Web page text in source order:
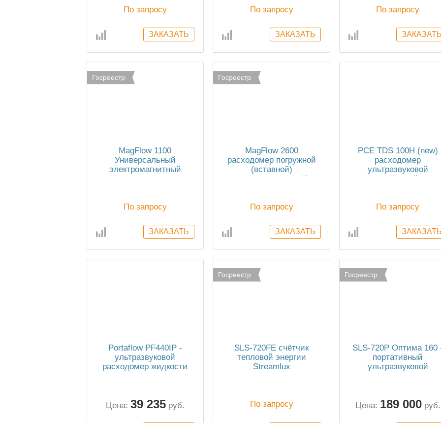
По запросу По запросу
По запросу
Госреестр
MagFlow 1100
Универсальный
электромагнитный
По запросу
Госреестр
MagFlow 2600
расходомер погружной
(вставной)
электромагнитный
По запросу
PCE TDS 100H (new)
расходомер
ультразвуковой
накладной
По запросу
Portaflow PF440IP -
ультразвуковой
расходомер жидкости
Цена: 39 235 руб.
Госреестр
SLS-720FE cчётчик
тепловой энергии
Streamlux
По запросу
Госреестр
SLS-720P Оптима 160
портативный
ультразвуковой
Цена: 189 000 руб.